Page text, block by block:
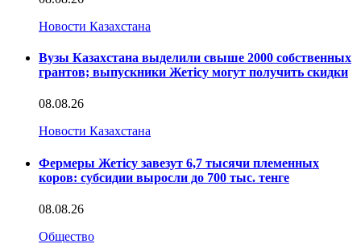
Новости Казахстана
Вузы Казахстана выделили свыше 2000 собственных
грантов; выпускники Жетісу могут получить скидки
08.08.26
Новости Казахстана
Фермеры Жетісу завезут 6,7 тысячи племенных
коров: субсидии выросли до 700 тыс. тенге
08.08.26
Общество